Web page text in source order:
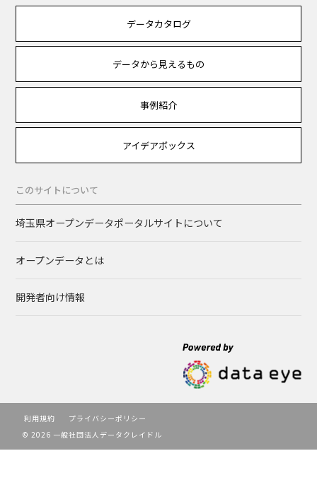
データカタログ
データから見えるもの
事例紹介
アイデアボックス
このサイトについて
埼玉県オープンデータポータルサイトについて
オープンデータとは
開発者向け情報
利用規約
プライバシーポリシー
© 2026 一般社団法人データクレイドル